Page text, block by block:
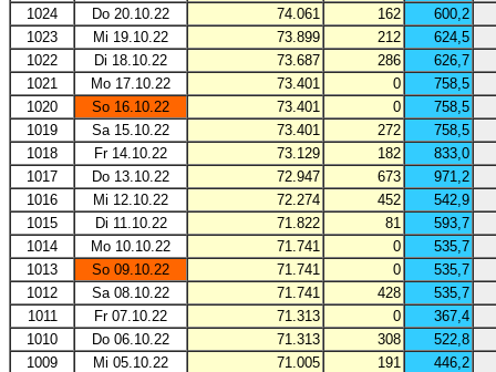
1024
Do 20.10.22 74.061 162
600,2
1023
Mi 19.10.22 73.899 212
624,5
1022
Di 18.10.22 73.687 286
626,7
1021
Mo 17.10.22 73.401 0
758,5
1020
So 16.10.22 73.401 0
758,5
1019
Sa 15.10.22 73.401 272
758,5
1018
Fr 14.10.22 73.129 182
833,0
1017
Do 13.10.22 72.947 673
971,2
1016
Mi 12.10.22 72.274 452
542,9
1015
Di 11.10.22 71.822 81
593,7
1014
Mo 10.10.22 71.741 0
535,7
1013
So 09.10.22 71.741 0
535,7
1012
Sa 08.10.22 71.741 428
535,7
1011
Fr 07.10.22 71.313 0
367,4
1010
Do 06.10.22 71.313 308
522,8
1009
Mi 05.10.22 71.005 191
446,2